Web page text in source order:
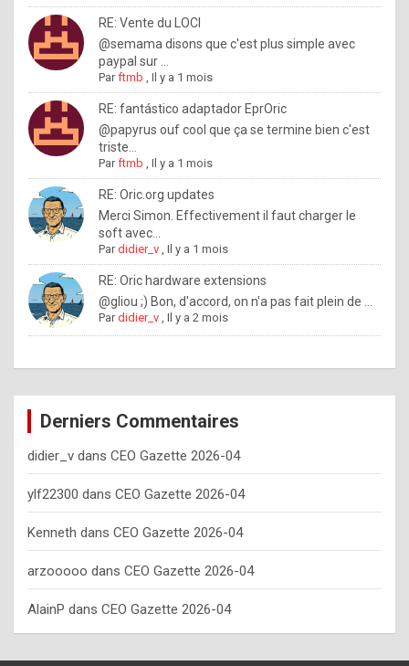
a
n
t
o
n
o
w
h
o
w
o
e
y
o
u
s
h
o
RE: Vente du LOCI
@semama disons que c'est plus simple avec
paypal sur ...
Parftmb ,Il y a 1 mois
RE: fantástico adaptador EprOric
@papyrus ouf cool que ça se termine bien c'est
triste...
Parftmb ,Il y a 1 mois
RE: Oric.org updates
Merci Simon. Effectivement il faut charger le
soft avec...
Pardidier_v ,Il y a 1 mois
RE: Oric hardware extensions
@gliou ;) Bon, d'accord, on n'a pas fait plein de ...
Pardidier_v ,Il y a 2 mois
Derniers Commentaires
didier_v dans CEO Gazette 2026-04
ylf22300 dans CEO Gazette 2026-04
Kenneth dans CEO Gazette 2026-04
arzooooo dans CEO Gazette 2026-04
AlainP dans CEO Gazette 2026-04